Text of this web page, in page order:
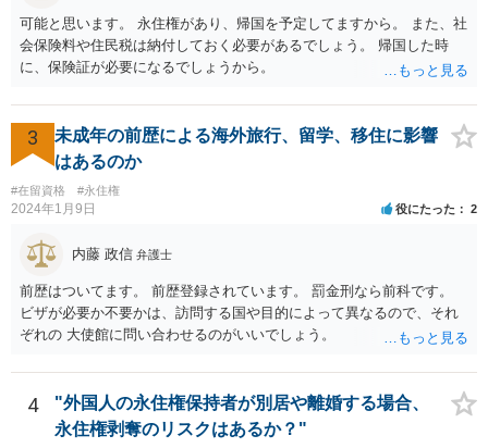
可能と思います。 永住権があり、帰国を予定してますから。 また、社
会保険料や住民税は納付しておく必要があるでしょう。 帰国した時
に、保険証が必要になるでしょうから。
3
未成年の前歴による海外旅行、留学、移住に影響
はあるのか
#在留資格 #永住権
2024年1月9日 役にたった 2
内藤 政信 弁護士
前歴はついてます。 前歴登録されています。 罰金刑なら前科です。
ビザが必要か不要かは、訪問する国や目的によって異なるので、それ
ぞれの 大使館に問い合わせるのがいいでしょう。
4
"外国人の永住権保持者が別居や離婚する場合、
永住権剥奪のリスクはあるか？"